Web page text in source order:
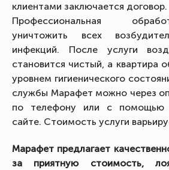
клиентами заключается договор.
Профессиональная
уничтожить всех
инфекций. После услуги
становится чистый, а квартира
уровнем гигиенического
службы Марафет можно через
по телефону или с помощью
сайте. Стоимость услуги
Марафет предлагает
за приятную стоимость,